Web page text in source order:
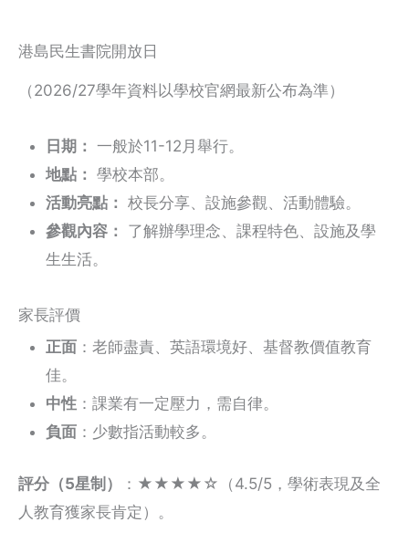
港島民生書院開放日
（2026/27學年資料以學校官網最新公布為準）
日期： 一般於11-12月舉行。
地點： 學校本部。
活動亮點： 校長分享、設施參觀、活動體驗。
參觀內容：
了解辦學理念、課程特色、設施及學
生生活。
家長評價
正面 ：老師盡責、英語環境好、基督教價值教育
佳。
中性 ：課業有一定壓力，需自律。
負面 ：少數指活動較多。
評分（5星制）
：★★★★☆（4.5/5，學術表現及全
人教育獲家長肯定）。